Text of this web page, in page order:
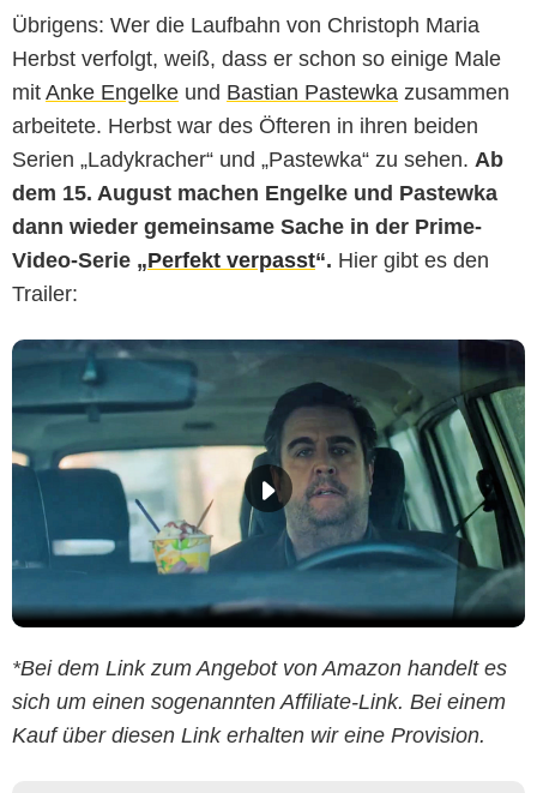
Übrigens: Wer die Laufbahn von Christoph Maria
Herbst verfolgt, weiß, dass er schon so einige Male
mit Anke Engelke und Bastian Pastewka zusammen
arbeitete. Herbst war des Öfteren in ihren beiden
Serien „Ladykracher“ und „Pastewka“ zu sehen. Ab
dem 15. August machen Engelke und Pastewka
dann wieder gemeinsame Sache in der Prime-
Video-Serie „Perfekt verpasst“. Hier gibt es den
Trailer:
*Bei dem Link zum Angebot von Amazon handelt es
sich um einen sogenannten Affiliate-Link. Bei einem
Kauf über diesen Link erhalten wir eine Provision.